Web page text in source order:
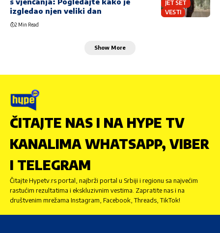
JET SET
VESTI
izgledao njen veliki dan
2 Min Read
Show More
ČITAJTE NAS I NA HYPE TV
KANALIMA WHATSAPP, VIBER
I TELEGRAM
Čitajte Hypetv.rs portal, najbrži portal u Srbiji i regionu sa najvećim
rastućim rezultatima i ekskluzivnim vestima. Zapratite nas i na
društvenim mrežama Instagram, Facebook, Threads, TikTok!